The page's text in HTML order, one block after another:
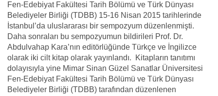
Fen-Edebiyat Fakültesi Tarih Bölümü ve Türk Dünyası
Belediyeler Birliği (TDBB) 15-16 Nisan 2015 tarihlerinde
İstanbul’da uluslararası bir sempozyum düzenlenmişti.
Daha sonraları bu sempozyumun bildirileri Prof. Dr.
Abdulvahap Kara’nın editörlüğünde Türkçe ve İngilizce
olarak iki cilt kitap olarak yayınlandı.
Kitapların tanıtımı
dolayısıyla yine Mimar Sinan Güzel Sanatlar Üniversitesi
Fen-Edebiyat Fakültesi Tarih Bölümü ve Türk Dünyası
Belediyeler Birliği (TDBB) tarafından düzenlenen